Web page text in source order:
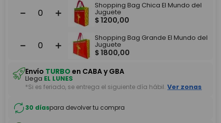
＋
－
Shopping Bag Chica El Mundo del
Juguete
$ 1200,00
＋
－
Shopping Bag Grande El Mundo del
Juguete
$ 1800,00
Envío TURBO en CABA y GBA
Llega EL LUNES
*Si es feriado, se entrega el siguiente día hábil. Ver zonas
30 díaspara devolver tu compra